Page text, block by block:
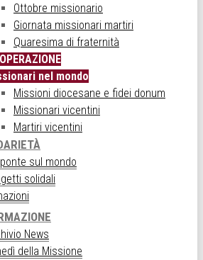
Ottobre missionario
Giornata missionari martiri
Quaresima di fraternità
nel mondo
Missioni diocesane e fidei donum
Missionari vicentini
Martiri vicentini
sul mondo
solidali
News
della Missione